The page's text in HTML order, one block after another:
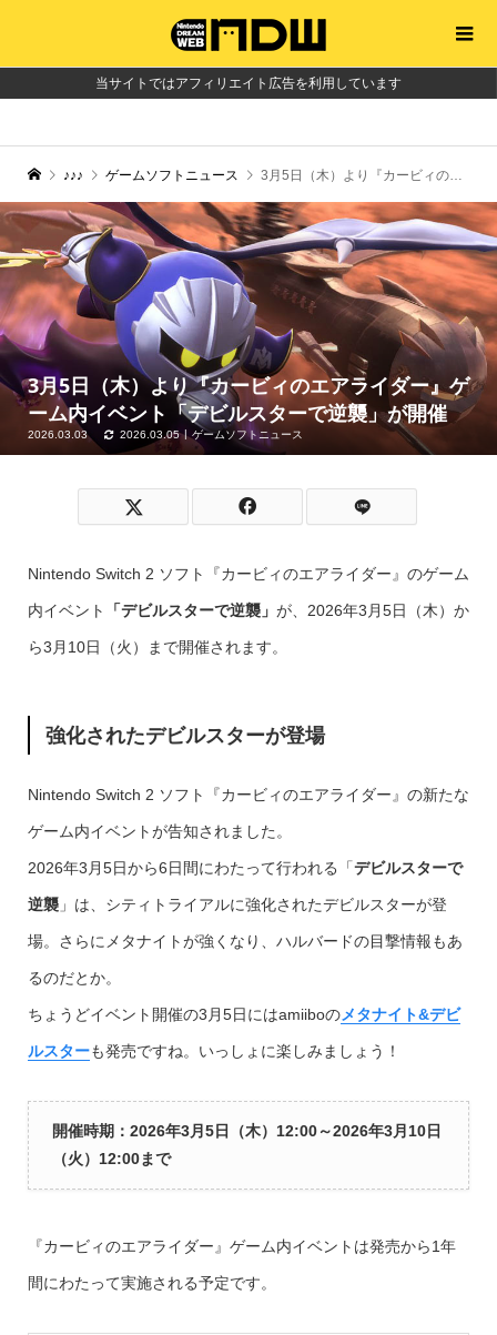
当サイトではアフィリエイト広告を利用しています
♪♪♪ ゲームソフトニュース 3月5日（木）より『カービィのエアライダー』ゲーム内イベント「デビルスターで逆襲」が開催
3月5日（木）より『カービィのエアライダー』ゲ
ーム内イベント「デビルスターで逆襲」が開催
2026.03.03 2026.03.05 ゲームソフトニュース
Nintendo Switch 2 ソフト『カービィのエアライダー』のゲーム
内イベント 「デビルスターで逆襲」 が、2026年3月5日（木）か
ら3月10日（火）まで開催されます。
強化されたデビルスターが登場
Nintendo Switch 2 ソフト『カービィのエアライダー』の新たな
ゲーム内イベントが告知されました。
2026年3月5日から6日間にわたって行われる「デビルスターで
逆襲」は、シティトライアルに強化されたデビルスターが登
場。さらにメタナイトが強くなり、ハルバードの目撃情報もあ
るのだとか。
ちょうどイベント開催の3月5日にはamiiboのメタナイト&デビ
ルスターも発売ですね。いっしょに楽しみましょう！
開催時期：2026年3月5日（木）12:00～2026年3月10日
（火）12:00まで
『カービィのエアライダー』ゲーム内イベントは発売から1年
間にわたって実施される予定です。